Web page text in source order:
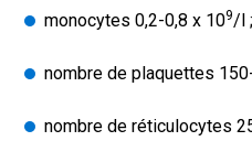
monocytes 0,2-0,8 x 109/l
nombre de plaquettes
nombre de réticulocytes